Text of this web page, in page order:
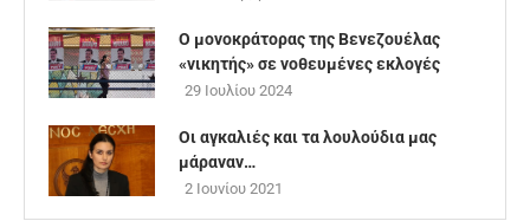
Ο μονοκράτορας της Βενεζουέλας
«νικητής» σε νοθευμένες εκλογές
29 Ιουλίου 2024
Οι αγκαλιές και τα λουλούδια μας
μάραναν…
2 Ιουνίου 2021